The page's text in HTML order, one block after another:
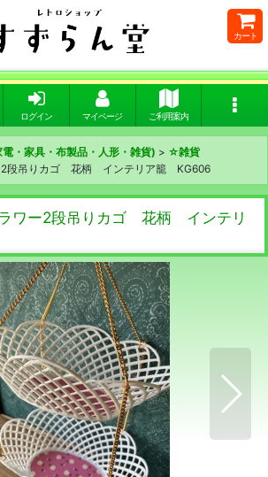
カート
ログイン マイページ ご利用案内
・家具・布製品・人形・雑貨) > ☆雑貨
2段吊りカゴ 花柄 インテリア籠 KG606
ワー2段吊りカゴ 花柄 インテリ